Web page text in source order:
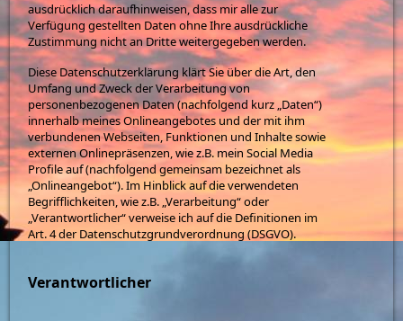
ausdrücklich daraufhinweisen, dass mir alle zur
Verfügung gestellten Daten ohne Ihre ausdrückliche
Zustimmung nicht an Dritte weitergegeben werden.
Diese Datenschutzerklärung klärt Sie über die Art, den
Umfang und Zweck der Verarbeitung von
personenbezogenen Daten (nachfolgend kurz „Daten“)
innerhalb meines Onlineangebotes und der mit ihm
verbundenen Webseiten, Funktionen und Inhalte sowie
externen Onlinepräsenzen, wie z.B. mein Social Media
Profile auf (nachfolgend gemeinsam bezeichnet als
„Onlineangebot“). Im Hinblick auf die verwendeten
Begrifflichkeiten, wie z.B. „Verarbeitung“ oder
„Verantwortlicher“ verweise ich auf die Definitionen im
Art. 4 der Datenschutzgrundverordnung (DSGVO).
Verantwortlicher